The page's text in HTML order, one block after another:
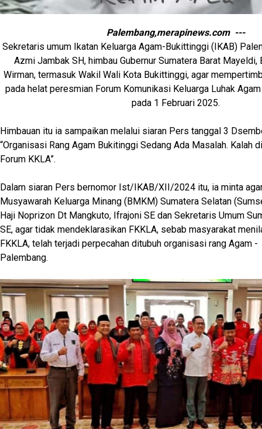
Palembang,merapinews.com ---
Sekretaris umum Ikatan Keluarga Agam-Bukittinggi (IKAB)
Azmi Jambak SH, himbau Gubernur Sumatera Barat Mayeldi,
Wirman, termasuk Wakil Wali Kota Bukittinggi, agar
pada helat peresmian Forum Komunikasi Keluarga Luhak
pada 1 Februari 2025.
Himbauan itu ia sampaikan melalui siaran Pers tanggal 3
“Organisasi Rang Agam Bukitinggi Sedang Ada Masalah. Kalah
Forum KKLA”.
Dalam siaran Pers bernomor Ist/IKAB/XII/2024 itu, ia minta
Musyawarah Keluarga Minang (BMKM) Sumatera Selatan
Haji Noprizon Dt Mangkuto, Ifrajoni SE dan Sekretaris Umum
SE, agar tidak mendeklarasikan FKKLA, sebab masyarakat
FKKLA, telah terjadi perpecahan ditubuh organisasi rang Agam
Palembang.